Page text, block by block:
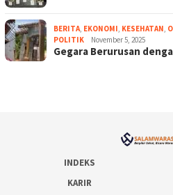
BERITA, EKONOMI, KESEHATAN,
POLITIK
November 5, 2025
Gegara Berurusan
INDEKS
KARIR